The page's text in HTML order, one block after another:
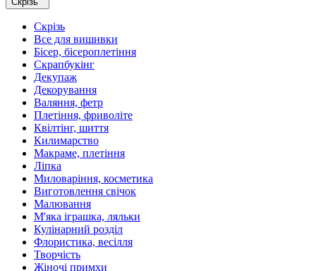
Скрізь
Все для вишивки
Бісер, бісероплетіння
Скрапбукінг
Декупаж
Декорування
Валяння, фетр
Плетіння, фриволіте
Квілтінг, шиття
Килимарство
Макраме, плетіння
Ліпка
Миловаріння, косметика
Виготовлення свічок
Малювання
М'яка іграшка, ляльки
Кулінарний розділ
Флористика, весілля
Творчість
Жіночі примхи